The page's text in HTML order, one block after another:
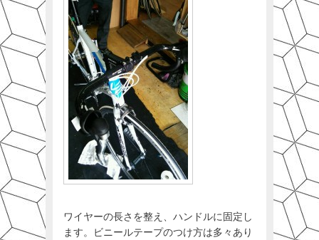
ワイヤーの長さを整え、ハンドルに固定し
ます。ビニールテープのつけ方は多々あり